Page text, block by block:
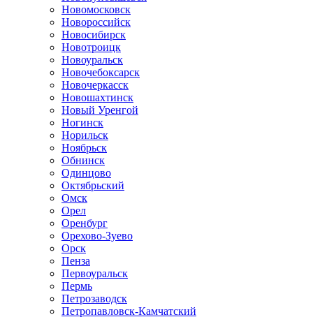
Новомосковск
Новороссийск
Новосибирск
Новотроицк
Новоуральск
Новочебоксарск
Новочеркасск
Новошахтинск
Новый Уренгой
Ногинск
Норильск
Ноябрьск
Обнинск
Одинцово
Октябрьский
Омск
Орел
Оренбург
Орехово-Зуево
Орск
Пенза
Первоуральск
Пермь
Петрозаводск
Петропавловск-Камчатский